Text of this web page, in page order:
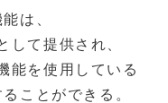
は、
して提供され、
能を使用している
ことができる。